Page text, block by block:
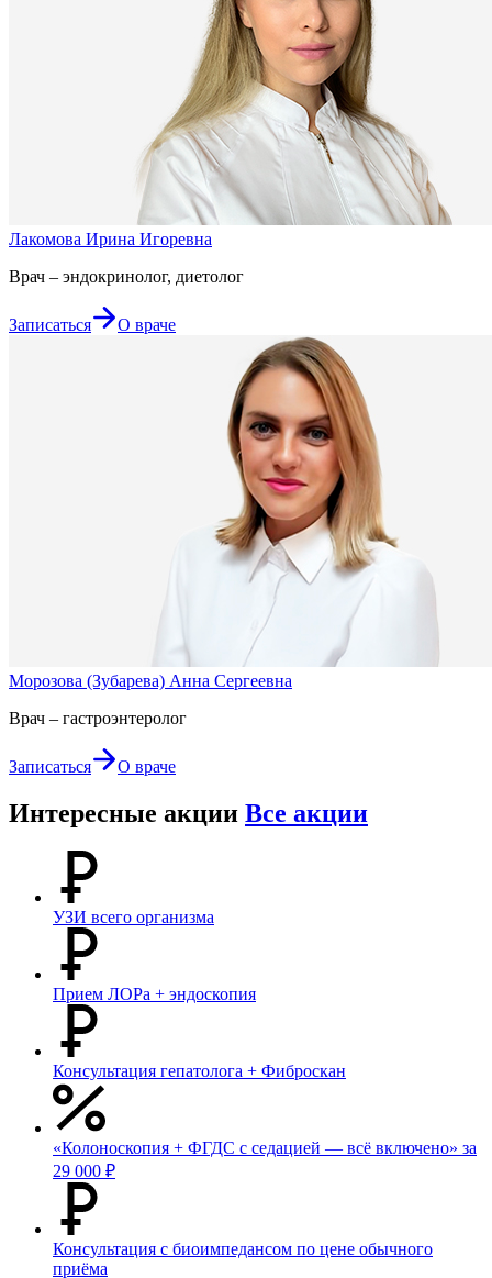
Лакомова Ирина Игоревна
Врач – эндокринолог, диетолог
Записаться О враче
Морозова (Зубарева) Анна Сергеевна
Врач – гастроэнтеролог
Записаться О враче
Интересные акции Все акции
УЗИ всего организма
Прием ЛОРа + эндоскопия
Консультация гепатолога + Фиброскан
«Колоноскопия + ФГДС с седацией — всё включено» за
29 000 ₽
Консультация с биоимпедансом по цене обычного
приёма